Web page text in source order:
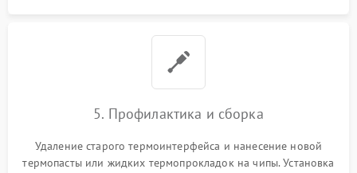
5. Профилактика и сборка
Удаление старого термоинтерфейса и нанесение новой
термопасты или жидких термопрокладок на чипы. Установка